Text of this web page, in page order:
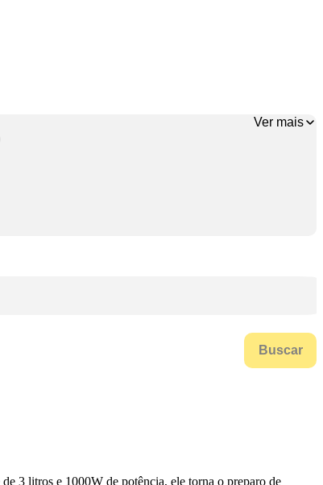
Ver mais
Buscar
3 litros e 1000W de potência, ele torna o preparo de